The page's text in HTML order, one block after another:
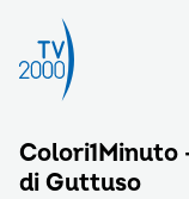
Colori1Minuto
di Guttuso